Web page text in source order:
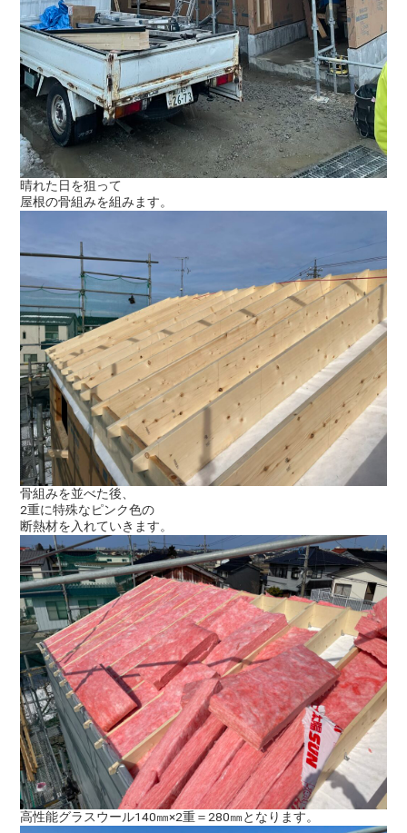
晴れた日を狙って
屋根の骨組みを組みます。
骨組みを並べた後、
2重に特殊なピンク色の
断熱材を入れていきます。
高性能グラスウール140㎜×2重＝280㎜となります。